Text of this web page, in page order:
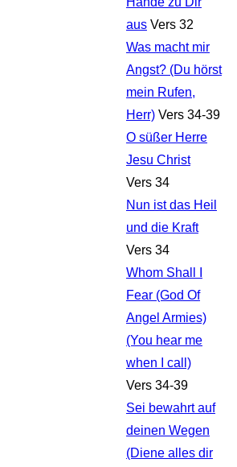
aus Vers 32
Was macht mir
Angst? (Du hörst
mein Rufen,
Herr) Vers 34-39
O süßer Herre
Jesu Christ
Vers 34
Nun ist das Heil
und die Kraft
Vers 34
Whom Shall I
Fear (God Of
Angel Armies)
(You hear me
when I call)
Vers 34-39
Sei bewahrt auf
deinen Wegen
(Diene alles dir